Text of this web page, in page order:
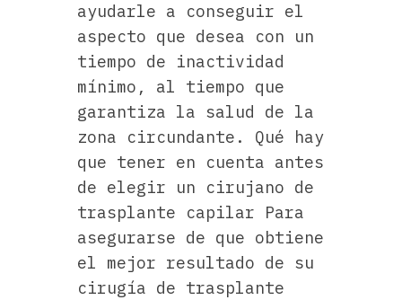
ayudarle a conseguir el
aspecto que desea con un
tiempo de inactividad
mínimo, al tiempo que
garantiza la salud de la
zona circundante. Qué hay
que tener en cuenta antes
de elegir un cirujano de
trasplante capilar Para
asegurarse de que obtiene
el mejor resultado de su
cirugía de trasplante